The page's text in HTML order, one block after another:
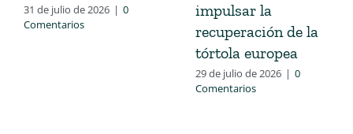
31 de julio de 2026 | 0
Comentarios
impulsar la
recuperación de la
tórtola europea
29 de julio de 2026 | 0
Comentarios